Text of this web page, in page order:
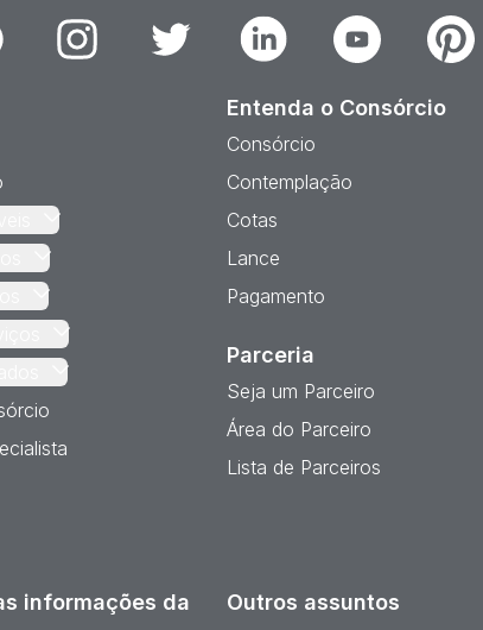
Instagram Twitter Linkedin Youtube
Entenda o Consórcio
Consórcio
Contemplação
Cotas
Lance
Pagamento
Parceria
Seja um Parceiro
Área do Parceiro
Lista de Parceiros
informações da
Outros assuntos